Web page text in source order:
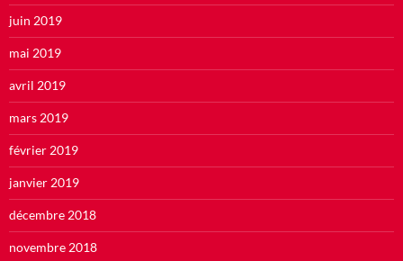
juin 2019
mai 2019
avril 2019
mars 2019
février 2019
janvier 2019
décembre 2018
novembre 2018